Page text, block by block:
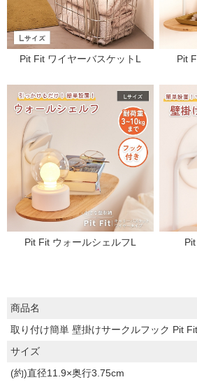
Pit Fit ワイヤーバスケットL Pit
Pit Fit ウォールシェルフL
商品名
取り付け簡単 壁掛けサークルフック Pit
サイズ
(約)直径11.9×奥行3.75cm